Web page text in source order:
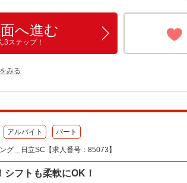
へ進む
3ステップ！
みる
アルバイト パート
グ＿日立SC【求人番号：85073】
フトも柔軟にOK！